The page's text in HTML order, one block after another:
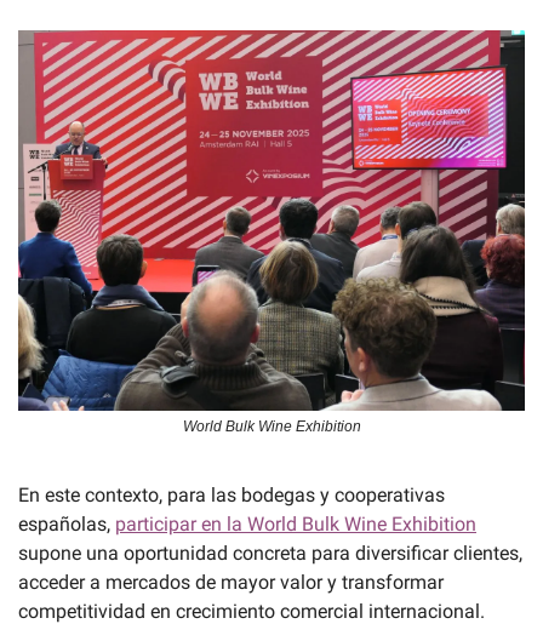
World Bulk Wine Exhibition
En este contexto, para las bodegas y cooperativas
españolas, participar en la World Bulk Wine Exhibition
supone una oportunidad concreta para diversificar clientes,
acceder a mercados de mayor valor y transformar
competitividad en crecimiento comercial internacional.